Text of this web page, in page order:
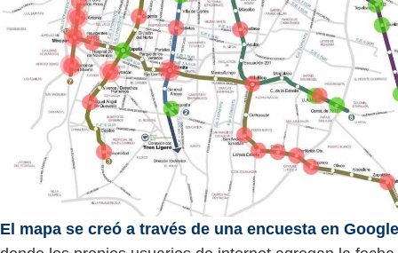
El mapa se creó a través de una encuesta en Google